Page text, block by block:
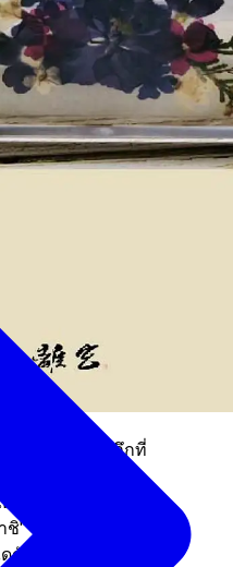
ร้างของที่ระลึกที่
รกระดาษวาชิ
มาสร้างสรรค์
" ของญี่ปุ่นที่ใช้
นเถอะ!